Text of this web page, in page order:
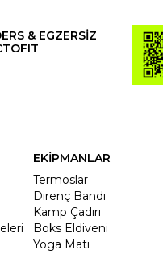
& EGZERSİZ
EKİPMANLAR
Termoslar
Direnç Bandı
Kamp Çadırı
Boks Eldiveni
Yoga Matı